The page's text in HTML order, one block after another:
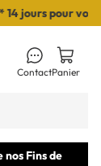
jours pour
ContactPanier
nos Fins de